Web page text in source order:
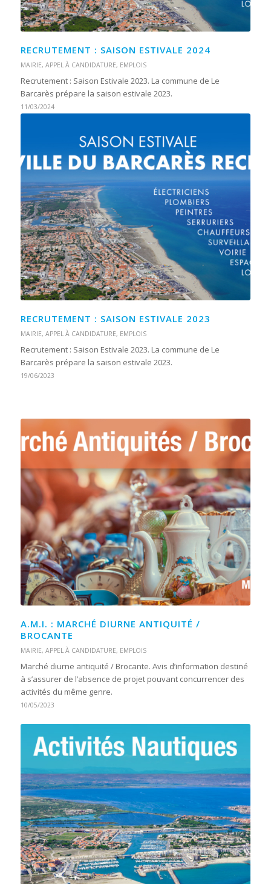
RECRUTEMENT : SAISON ESTIVALE 2024
MAIRIE, APPEL À CANDIDATURE, EMPLOIS
Recrutement : Saison Estivale 2023. La commune de Le
Barcarès prépare la saison estivale 2023.
11/03/2024
RECRUTEMENT : SAISON ESTIVALE 2023
MAIRIE, APPEL À CANDIDATURE, EMPLOIS
Recrutement : Saison Estivale 2023. La commune de Le
Barcarès prépare la saison estivale 2023.
19/06/2023
A.M.I. : MARCHÉ DIURNE ANTIQUITÉ /
BROCANTE
MAIRIE, APPEL À CANDIDATURE, EMPLOIS
Marché diurne antiquité / Brocante. Avis d’information destiné
à s’assurer de l’absence de projet pouvant concurrencer des
activités du même genre.
10/05/2023